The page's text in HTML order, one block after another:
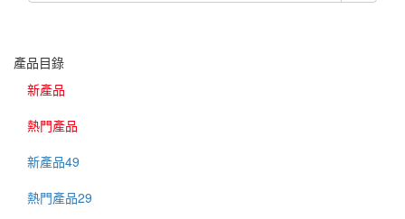
產品目錄
新產品
熱門產品
新產品49
熱門產品29